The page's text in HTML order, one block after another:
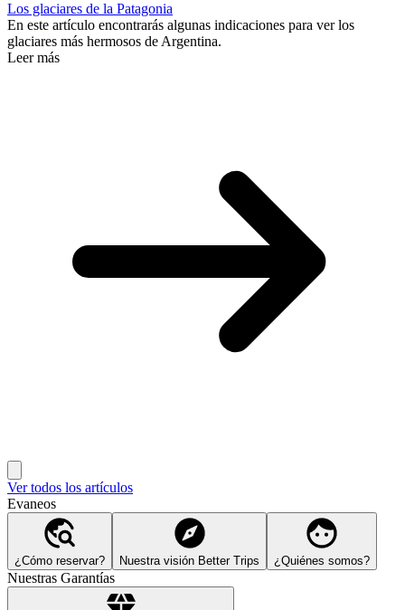
Los glaciares de la Patagonia
En este artículo encontrarás algunas indicaciones para ver los
glaciares más hermosos de Argentina.
Leer más
Ver todos los artículos
Evaneos
¿Cómo reservar? Nuestra visión Better Trips ¿Quiénes somos?
Nuestras Garantías